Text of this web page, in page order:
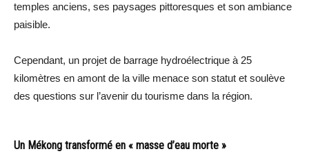
temples anciens, ses paysages pittoresques et son ambiance
paisible.
Cependant, un projet de barrage hydroélectrique à 25
kilomètres en amont de la ville menace son statut et soulève
des questions sur l’avenir du tourisme dans la région.
Un Mékong transformé en « masse d’eau morte »